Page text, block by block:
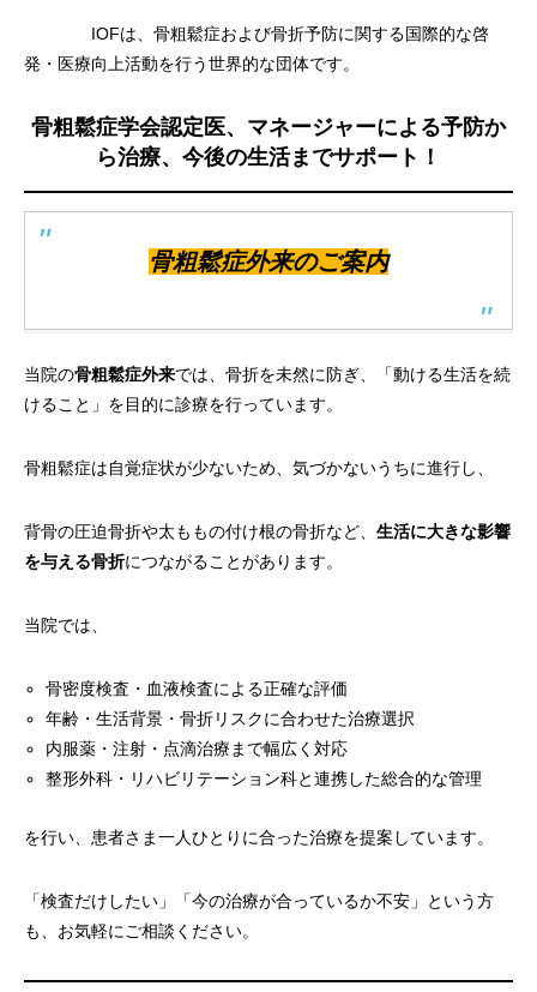
IOFは、骨粗鬆症および骨折予防に関する国際的な啓
発・医療向上活動を行う世界的な団体です。
骨粗鬆症学会認定医、マネージャーによる予防か
ら治療、今後の生活までサポート！
骨粗鬆症外来のご案内
当院の骨粗鬆症外来では、骨折を未然に防ぎ、「動ける生活を続
けること」を目的に診療を行っています。
骨粗鬆症は自覚症状が少ないため、気づかないうちに進行し、
背骨の圧迫骨折や太ももの付け根の骨折など、 生活に大きな影響
を与える骨折につながることがあります。
当院では、
骨密度検査・血液検査による正確な評価
年齢・生活背景・骨折リスクに合わせた治療選択
内服薬・注射・点滴治療まで幅広く対応
整形外科・リハビリテーション科と連携した総合的な管理
を行い、患者さま一人ひとりに合った治療を提案しています。
「検査だけしたい」「今の治療が合っているか不安」という方
も、お気軽にご相談ください。